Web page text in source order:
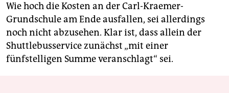
Wie hoch die Kosten an der Carl-Kraemer-
Grundschule am Ende ausfallen, sei allerdings
noch nicht abzusehen. Klar ist, dass allein der
Shuttlebusservice zunächst „mit einer
fünfstelligen Summe veranschlagt“ sei.